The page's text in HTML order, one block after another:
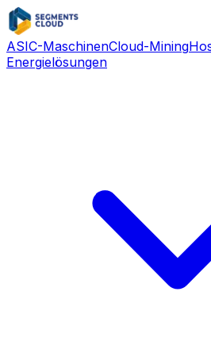
ASIC-MaschinenCloud-Mining
Energielösungen